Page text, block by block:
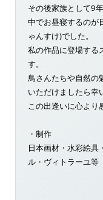
その後家族として9
中でお昼寝するのが
ゃんすけ)でした。
私の作品に登場する
す。
鳥さんたちや自然の
いただけましたら幸
この出逢いに心より
・制作
日本画材・水彩絵具
ル・ヴィトラーユ等